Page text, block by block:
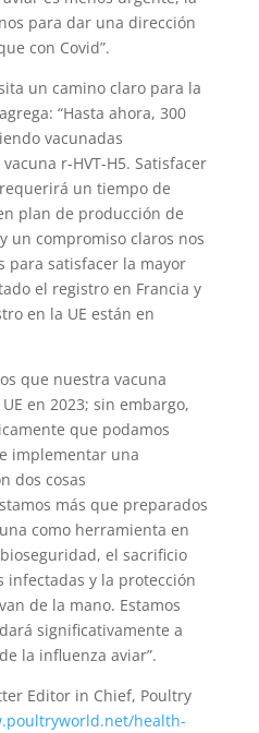
para dar una dirección
con Covid”.
un camino claro para la
“Hasta ahora, 300
vacunadas
r-HVT-H5. Satisfacer
un tiempo de
plan de producción de
un compromiso claros nos
para satisfacer la mayor
el registro en Francia y
en la UE están en
que nuestra vacuna
en 2023; sin embargo,
que podamos
implementar una
dos cosas
más que preparados
como herramienta en
el sacrificio
infectadas y la protección
de la mano. Estamos
significativamente a
la influenza aviar”.
Editor in Chief, Poultry
health-